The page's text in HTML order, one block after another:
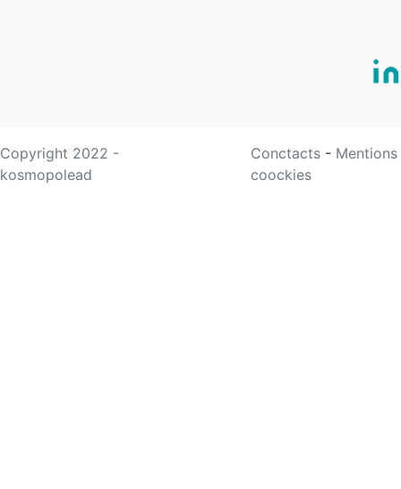
Copyright 2022 -
kosmopolead
Conctacts -
coockies